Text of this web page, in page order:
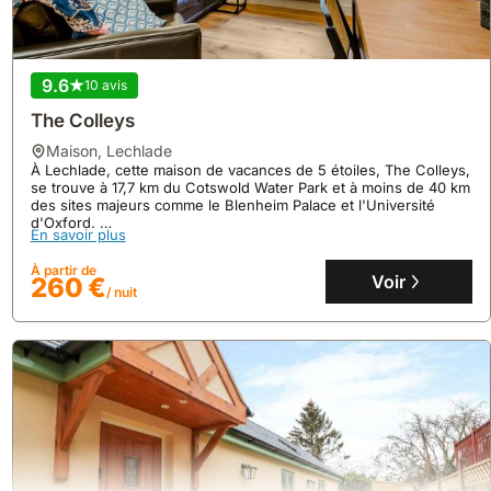
9.6 10 avis
The Colleys
maison, Lechlade
À Lechlade, cette maison de vacances de 5 étoiles, The Colleys,
se trouve à 17,7 km du Cotswold Water Park et à moins de 40 km
des sites majeurs comme le Blenheim Palace et l'Université
d'Oxford.
Cette villa accueillante propose 2 chambres, 2 salles de bain,
une cuisine équipée, le WiFi gratuit, un jardin privé et peut
accueillir jusqu'à 7 personnes.
En savoir plus
À partir de
260 €/ nuit Voir